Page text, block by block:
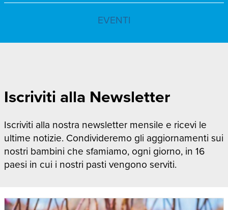
EVENTI
Iscriviti alla Newsletter
Iscriviti alla nostra newsletter mensile e ricevi le
ultime notizie. Condivideremo gli aggiornamenti sui
nostri bambini che sfamiamo, ogni giorno, in 16
paesi in cui i nostri pasti vengono serviti.